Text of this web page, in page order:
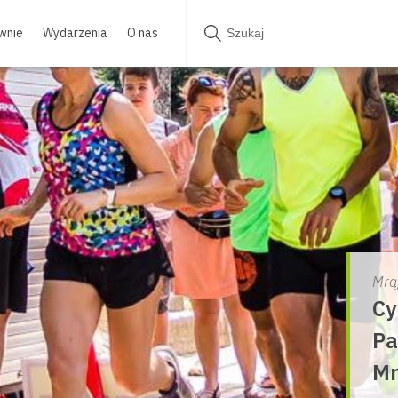
Wydarzenia O nas